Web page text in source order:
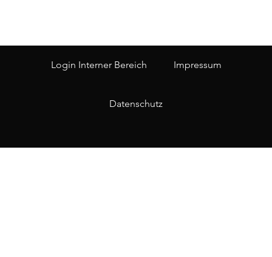
Login Interner Bereich Impressum
Datenschutz